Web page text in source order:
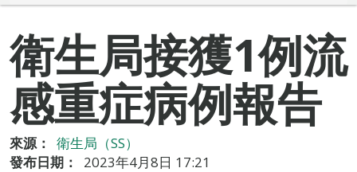
衛生局接獲1例流
感重症病例報告
來源：
衛生局（SS）
發布日期：
2023年4月8日 17:21